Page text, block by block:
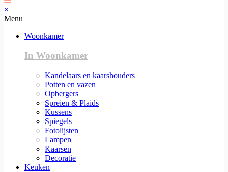
×
Menu
Woonkamer
In Woonkamer
Kandelaars en kaarshouders
Potten en vazen
Opbergers
Spreien & Plaids
Kussens
Spiegels
Fotolijsten
Lampen
Kaarsen
Decoratie
Keuken